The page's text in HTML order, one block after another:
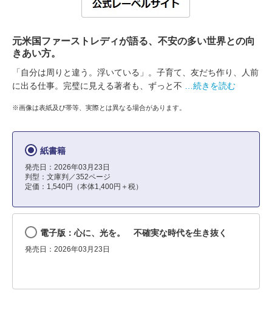
元米国ファーストレディが語る、不安の多い世界との向
きあい方。
「自分は周りと違う。浮いている」。子育て、友だち作り、人前
に出る仕事。完璧に見える著者も、ずっと不
…続きを読む
※画像は表紙及び帯等、実際とは異なる場合があります。
紙書籍
発売日：2026年03月23日
判型：文庫判／352ページ
定価：1,540円（本体1,400円＋税）
電子版：心に、光を。 不確実な時代を生き抜く
発売日：2026年03月23日